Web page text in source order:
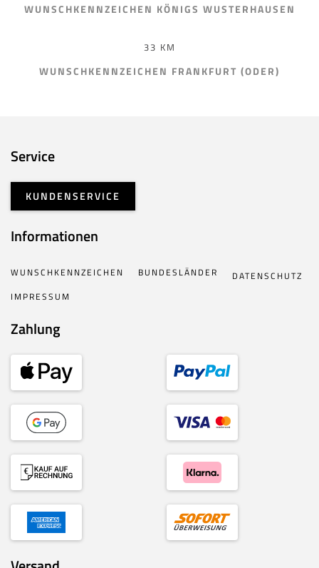
WUNSCHKENNZEICHEN KÖNIGS WUSTERHAUSEN
33 KM
WUNSCHKENNZEICHEN FRANKFURT (ODER)
Service
KUNDENSERVICE
Informationen
WUNSCHKENNZEICHEN BUNDESLÄNDER
DATENSCHUTZ
IMPRESSUM
Zahlung